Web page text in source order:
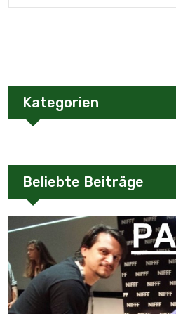
Kategorien
Beliebte Beiträge